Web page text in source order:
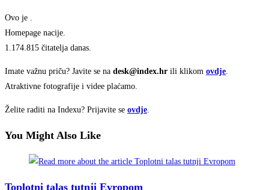
Ovo je .
Homepage nacije.
1.174.815 čitatelja danas.
Imate važnu priču? Javite se na desk@index.hr ili klikom ovdje.
Atraktivne fotografije i videe plaćamo.
Želite raditi na Indexu? Prijavite se ovdje.
You Might Also Like
Toplotni talas tutnji Evropom